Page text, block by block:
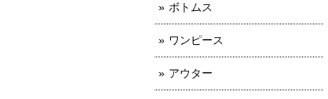
ボトムス
ワンピース
アウター